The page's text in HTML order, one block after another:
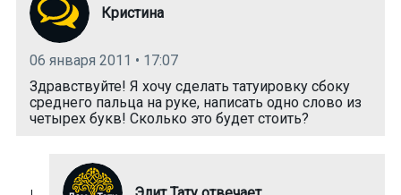
Кристина
06 января 2011 • 17:07
Здравствуйте! Я хочу сделать татуировку сбоку
среднего пальца на руке, написать одно слово из
четырех букв! Сколько это будет стоить?